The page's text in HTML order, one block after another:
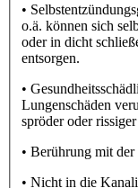
•
o.ä. können sich
oder in dicht
entsorgen.
•
Lungenschäden
spröder oder
• Berührung mit
• Nicht in die